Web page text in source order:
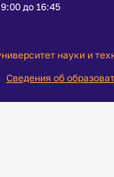
до 16:45
науки и
Сведения об